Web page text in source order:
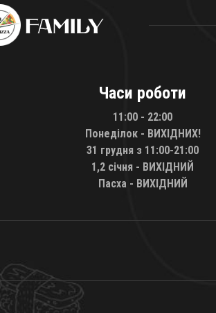
Часи роботи
11:00 - 22:00
Понеділок - ВИХІДНИХ!
31 грудня з 11:00-21:00
1,2 січня - ВИХІДНИЙ
Пасха - ВИХІДНИЙ